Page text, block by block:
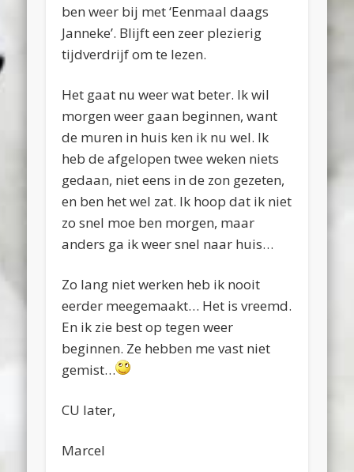
ben weer bij met ‘Eenmaal daags
Janneke’. Blijft een zeer plezierig
tijdverdrijf om te lezen.
Het gaat nu weer wat beter. Ik wil
morgen weer gaan beginnen, want
de muren in huis ken ik nu wel. Ik
heb de afgelopen twee weken niets
gedaan, niet eens in de zon gezeten,
en ben het wel zat. Ik hoop dat ik niet
zo snel moe ben morgen, maar
anders ga ik weer snel naar huis…
Zo lang niet werken heb ik nooit
eerder meegemaakt… Het is vreemd.
En ik zie best op tegen weer
beginnen. Ze hebben me vast niet
gemist…
CU later,
Marcel